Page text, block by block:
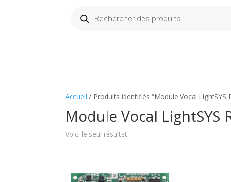
produits
Accueil / Produits identifiés “Module Vocal LightSYS
Module Vocal LightSYS
Voici le seul résultat